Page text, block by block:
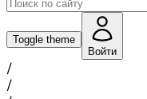
Toggle theme
Войти
/
/